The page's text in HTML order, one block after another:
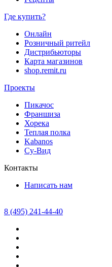
Где купить?
Онлайн
Розничный ритейл
Дистрибьюторы
Карта магазинов
shop.remit.ru
Проекты
Пикачос
Франшиза
Хорека
Теплая полка
Kabanos
Су-Вид
Контакты
Написать нам
8 (495) 241-44-40